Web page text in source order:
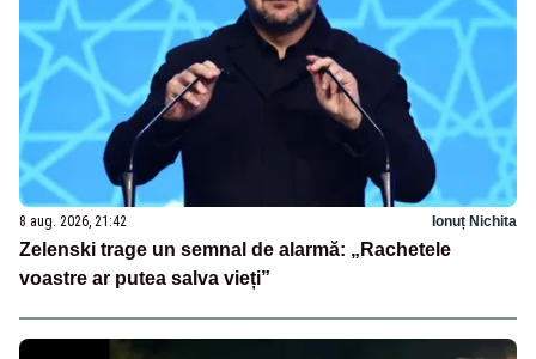
8 aug. 2026, 21:42 Ionuț Nichita
Zelenski trage un semnal de alarmă: „Rachetele
voastre ar putea salva vieți”